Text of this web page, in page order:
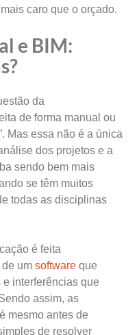
caro que o orçado.
e BIM:
da
de forma manual ou
Mas essa não é a única
dos projetos e a
sendo bem mais
se têm muitos
todas as disciplinas
é feita
um software que
interferências que
assim, as
mesmo antes de
de resolver